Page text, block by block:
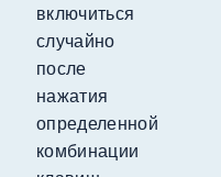
включиться
случайно
после
нажатия
определенной
комбинации